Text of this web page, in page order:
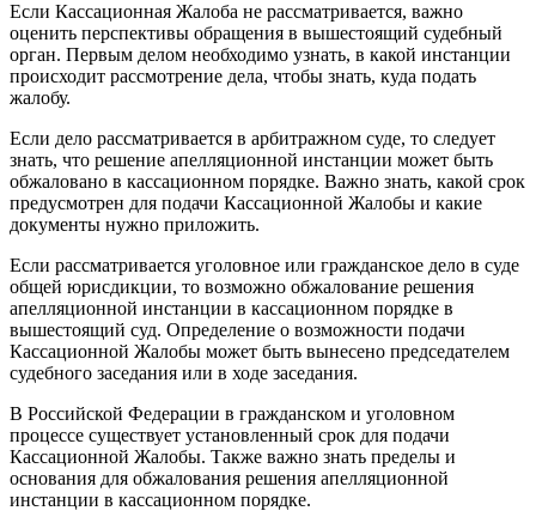
Если Кассационная Жалоба не рассматривается, важно
оценить перспективы обращения в вышестоящий судебный
орган. Первым делом необходимо узнать, в какой инстанции
происходит рассмотрение дела, чтобы знать, куда подать
жалобу.
Если дело рассматривается в арбитражном суде, то следует
знать, что решение апелляционной инстанции может быть
обжаловано в кассационном порядке. Важно знать, какой срок
предусмотрен для подачи Кассационной Жалобы и какие
документы нужно приложить.
Если рассматривается уголовное или гражданское дело в суде
общей юрисдикции, то возможно обжалование решения
апелляционной инстанции в кассационном порядке в
вышестоящий суд. Определение о возможности подачи
Кассационной Жалобы может быть вынесено председателем
судебного заседания или в ходе заседания.
В Российской Федерации в гражданском и уголовном
процессе существует установленный срок для подачи
Кассационной Жалобы. Также важно знать пределы и
основания для обжалования решения апелляционной
инстанции в кассационном порядке.